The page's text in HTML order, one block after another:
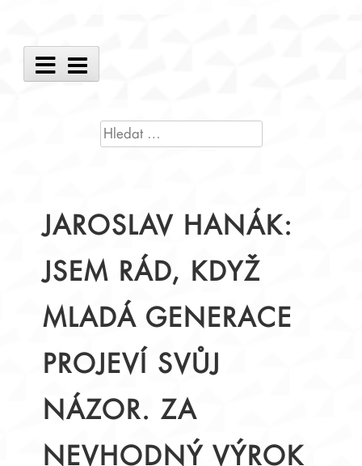
Main
Menu
VYHLEDÁVÁNÍ
JAROSLAV HANÁK:
JSEM RÁD, KDYŽ
MLADÁ GENERACE
PROJEVÍ SVŮJ
NÁZOR. ZA
NEVHODNÝ VÝROK